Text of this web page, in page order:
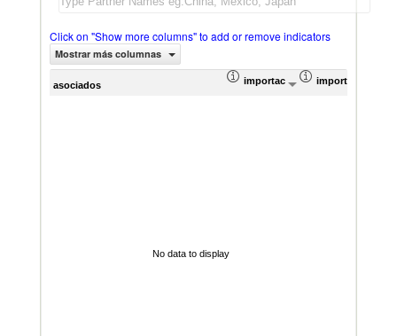
Click on "Show more columns" to add or remove indicators
Mostrar más columnas
asociados importación Valor del comercio
importación
No data to display